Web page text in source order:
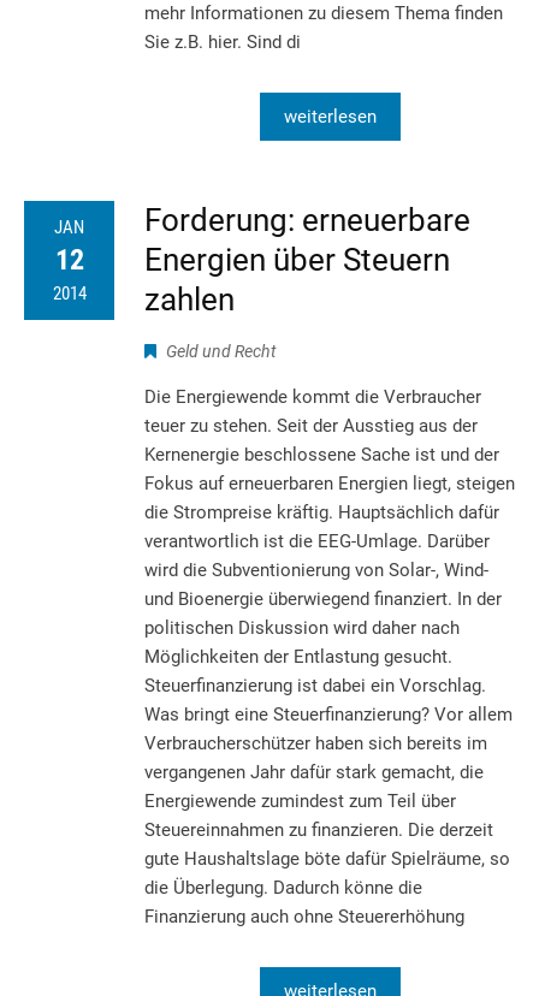
mehr Informationen zu diesem Thema finden
Sie z.B. hier. Sind di
weiterlesen
JAN
12
2014
Forderung: erneuerbare
Energien über Steuern
zahlen
Geld und Recht
Die Energiewende kommt die Verbraucher
teuer zu stehen. Seit der Ausstieg aus der
Kernenergie beschlossene Sache ist und der
Fokus auf erneuerbaren Energien liegt, steigen
die Strompreise kräftig. Hauptsächlich dafür
verantwortlich ist die EEG-Umlage. Darüber
wird die Subventionierung von Solar-, Wind-
und Bioenergie überwiegend finanziert. In der
politischen Diskussion wird daher nach
Möglichkeiten der Entlastung gesucht.
Steuerfinanzierung ist dabei ein Vorschlag.
Was bringt eine Steuerfinanzierung? Vor allem
Verbraucherschützer haben sich bereits im
vergangenen Jahr dafür stark gemacht, die
Energiewende zumindest zum Teil über
Steuereinnahmen zu finanzieren. Die derzeit
gute Haushaltslage böte dafür Spielräume, so
die Überlegung. Dadurch könne die
Finanzierung auch ohne Steuererhöhung
weiterlesen